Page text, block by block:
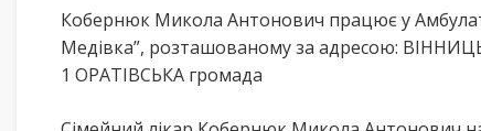
Кобернюк Микола Антонович працює у
Медівка”, розташованому за адресою:
1 ОРАТІВСЬКА громада